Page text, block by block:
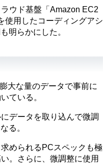
ウド基盤「Amazon EC2
使用したコーディングアシ
明らかにした。
大な量のデータで事前に
ている。
データを取り込んで微調
る。
められるPCスペックも極
。さらに、微調整に使用